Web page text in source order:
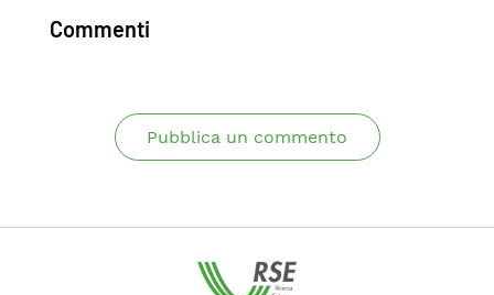
Commenti
Pubblica un commento